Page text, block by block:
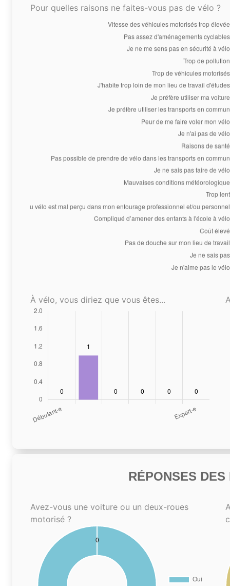
Pour quelles raisons ne faites-vous pas de vélo ?
À vélo, vous diriez que vous êtes...
RÉPONSES
Avez-vous une voiture ou un deux-roues
motorisé ?